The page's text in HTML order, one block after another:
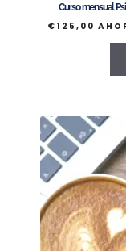
Curso mensual
€ 125,00